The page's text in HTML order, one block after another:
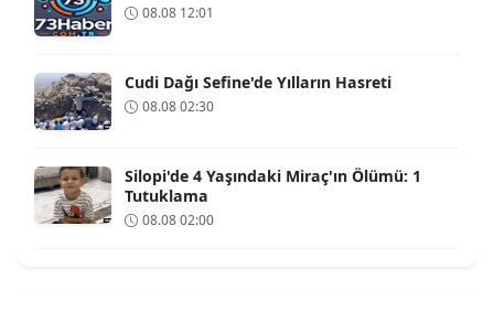
08.08 12:01
Cudi Dağı Sefine'de Yılların Hasreti
08.08 02:30
Silopi'de 4 Yaşındaki Miraç'ın Ölümü: 1
Tutuklama
08.08 02:00